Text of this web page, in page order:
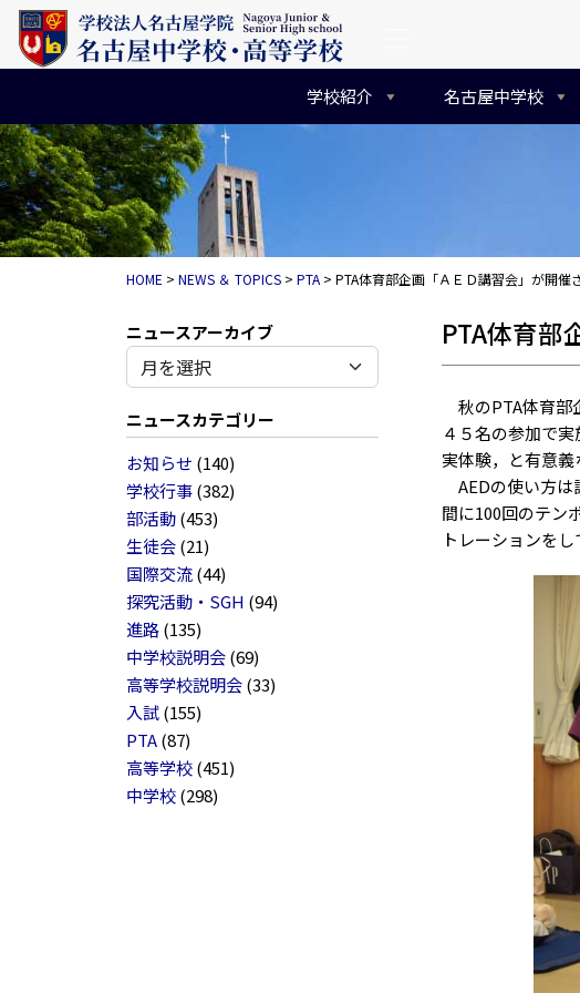
コンテンツへスキップ
メインナビゲーション
学校紹介 名古屋中学校
HOME > NEWS ＆ TOPICS > PTA > PTA体育部企画「ＡＥＤ講習会」が開催
アーカイブ
ニュースカテゴリー
お知らせ (140)
学校行事(382)
部活動(453)
生徒会(21)
国際交流(44)
探究活動・SGH (94)
進路(135)
中学校説明会(69)
高等学校説明会(33)
入試(155)
PTA(87)
高等学校(451)
中学校(298)
PTA体育部
秋のPTA体育部
４５名の参加で
実体験，と有意義
AEDの使い方は
間に100回のテン
トレーションを